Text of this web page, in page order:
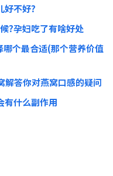
好不好?
?孕妇吃了有啥好处
个最合适(那个营养价值
解答你对燕窝口感的疑问
有什么副作用